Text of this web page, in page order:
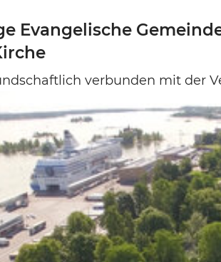
Evangelische
verbunden mit der